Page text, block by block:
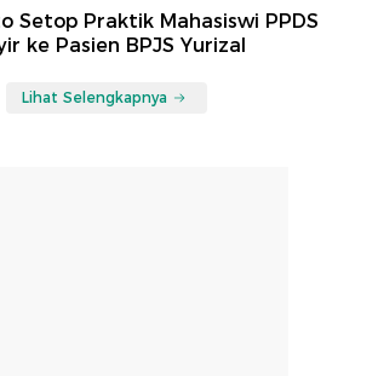
Setop Praktik Mahasiswi PPDS
ke Pasien BPJS Yurizal
Lihat Selengkapnya